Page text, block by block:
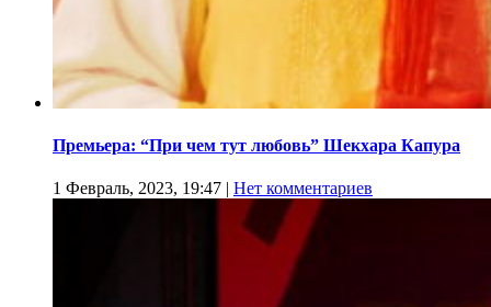
Премьера: “При чем тут любовь” Шекхара Капура
1 Февраль, 2023, 19:47 | Нет комментариев